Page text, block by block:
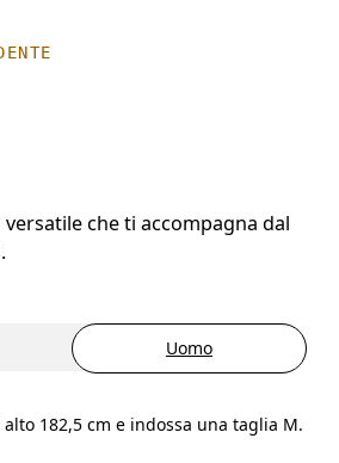
versatile che ti accompagna dal
Uomo
alto 182,5 cm e indossa una taglia M.